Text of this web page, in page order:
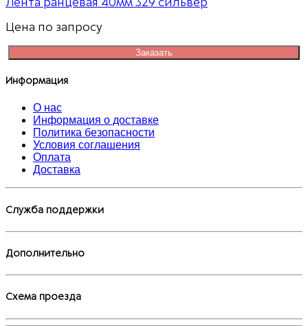
Цена по запросу
Заказать
Информация
О нас
Информация о доставке
Политика безопасности
Условия соглашения
Оплата
Доставка
Служба поддержки
Дополнительно
Схема проезда